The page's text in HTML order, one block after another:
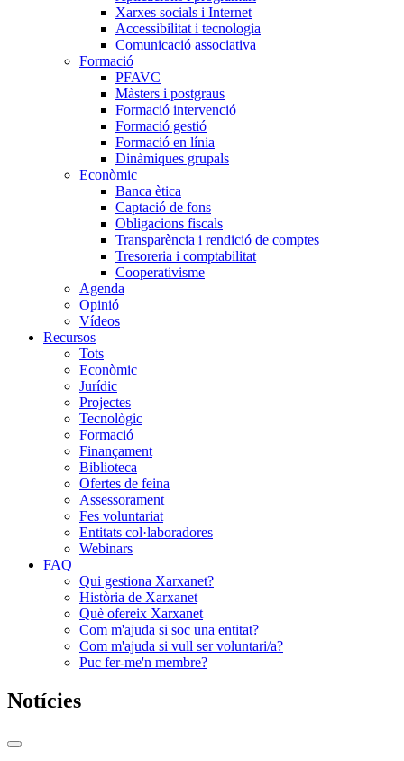
Xarxes socials i Internet
Accessibilitat i tecnologia
Comunicació associativa
Formació
PFAVC
Màsters i postgraus
Formació intervenció
Formació gestió
Formació en línia
Dinàmiques grupals
Econòmic
Banca ètica
Captació de fons
Obligacions fiscals
Transparència i rendició de comptes
Tresoreria i comptabilitat
Cooperativisme
Agenda
Opinió
Vídeos
Recursos
Tots
Econòmic
Jurídic
Projectes
Tecnològic
Formació
Finançament
Biblioteca
Ofertes de feina
Assessorament
Fes voluntariat
Entitats col·laboradores
Webinars
FAQ
Qui gestiona Xarxanet?
Història de Xarxanet
Què ofereix Xarxanet
Com m'ajuda si soc una entitat?
Com m'ajuda si vull ser voluntari/a?
Puc fer-me'n membre?
Notícies
Commutador